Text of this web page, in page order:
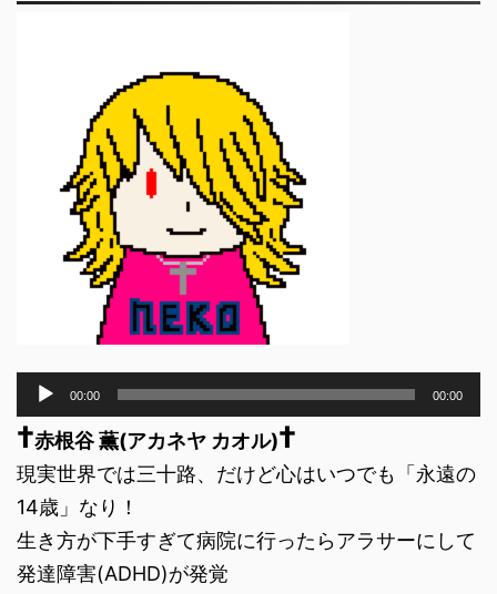
プ
ー
ヤ
ー
00:00 00:00
†赤根谷 薫(アカネヤ カオル)†
現実世界では三十路、だけど心はいつでも「永遠の
14歳」なり！
生き方が下手すぎて病院に行ったらアラサーにして
発達障害(ADHD)が発覚